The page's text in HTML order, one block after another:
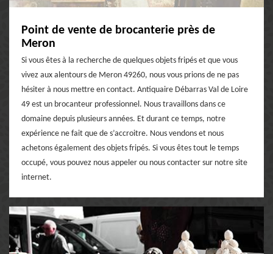
Point de vente de brocanterie près de
Meron
Si vous êtes à la recherche de quelques objets fripés et que vous
vivez aux alentours de Meron 49260, nous vous prions de ne pas
hésiter à nous mettre en contact. Antiquaire Débarras Val de Loire
49 est un brocanteur professionnel. Nous travaillons dans ce
domaine depuis plusieurs années. Et durant ce temps, notre
expérience ne fait que de s’accroitre. Nous vendons et nous
achetons également des objets fripés. Si vous êtes tout le temps
occupé, vous pouvez nous appeler ou nous contacter sur notre site
internet.